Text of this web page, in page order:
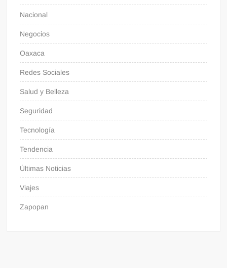
Nacional
Negocios
Oaxaca
Redes Sociales
Salud y Belleza
Seguridad
Tecnología
Tendencia
Últimas Noticias
Viajes
Zapopan